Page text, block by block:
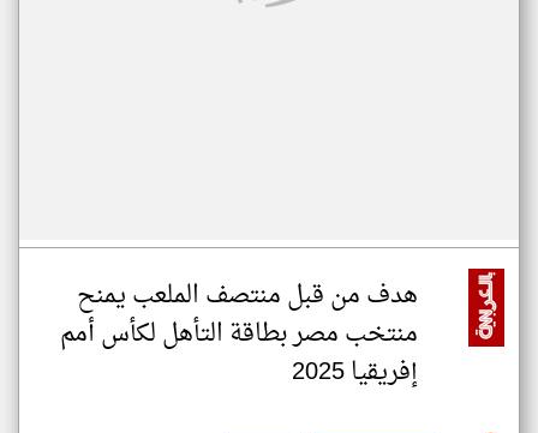
هدف من قبل منتصف الملعب يمنح
منتخب مصر بطاقة التأهل لكأس أمم
إفريقيا 2025